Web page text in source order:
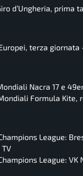
d’Ungheria, prima
terza giornata
Nacra 17 e
Formula Kite,
League:
League: